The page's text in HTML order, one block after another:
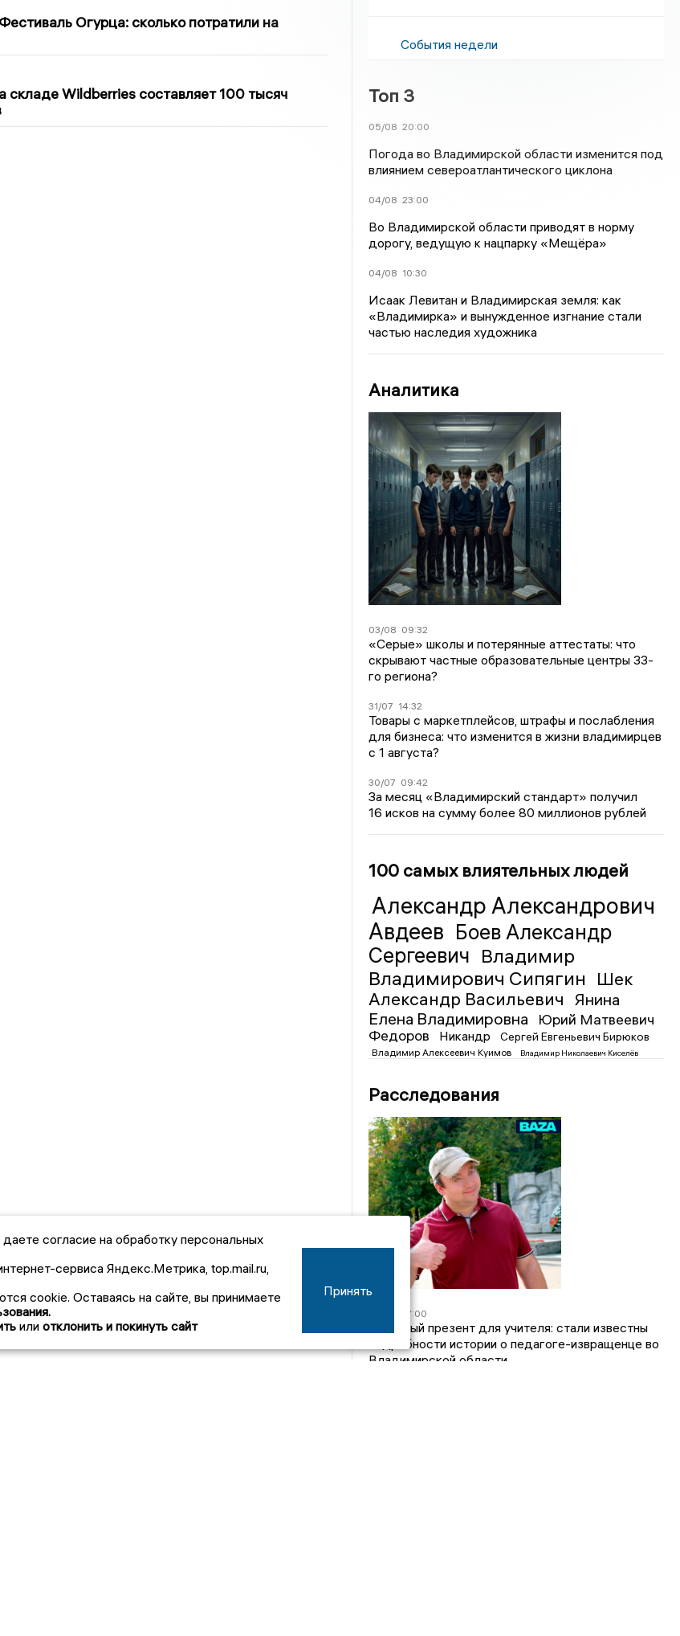
Огурца: сколько потратили на
Wildberries составляет 100 тысяч
События недели
Топ 3
05/08 20:00
Погода во Владимирской области изменится под
влиянием североатлантического циклона
04/08 23:00
Во Владимирской области приводят в норму
дорогу, ведущую к нацпарку «Мещёра»
04/08 10:30
Исаак Левитан и Владимирская земля: как
«Владимирка» и вынужденное изгнание стали
частью наследия художника
Аналитика
03/08 09:32
«Серые» школы и потерянные аттестаты: что
скрывают частные образовательные центры 33-
го региона?
31/07 14:32
Товары с маркетплейсов, штрафы и послабления
для бизнеса: что изменится в жизни владимирцев
с 1 августа?
30/07 09:42
За месяц «Владимирский стандарт» получил
16 исков на сумму более 80 миллионов рублей
100 самых влиятельных людей
Александр Александрович
Авдеев Боев Александр
Сергеевич Владимир
Владимирович Сипягин Шек
Александр Васильевич
Янина
Елена Владимировна
Юрий Матвеевич
Федоров
Никандр Сергей Евгеньевич Бирюков
Владимир Алексеевич Куимов Владимир Николаевич Киселёв
Расследования
17:00
Странный презент для учителя: стали известны
подробности истории о педагоге-извращенце во
Владимирской области
согласие на обработку персональных
сервиса Яндекс.Метрика, top.mail.ru,
cookie. Оставаясь на сайте, вы принимаете
или отклонить и покинуть сайт
Принять